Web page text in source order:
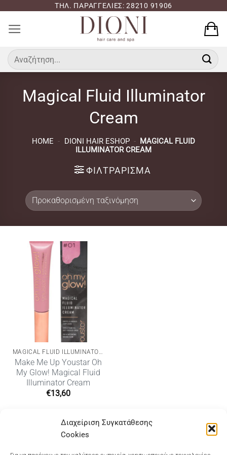
Διαχείριση Συγκατάθεσης
Cookies
περιεχόμενο
ΤΗΛ. ΠΑΡΑΓΓΕΛΙΕΣ: 28210 91906
Αναζήτηση
για:
Magical Fluid Illuminator
Cream
HOME - DIONI HAIR ESHOP - MAGICAL FLUID
ILLUMINATOR CREAM
ΦΙΛΤΡΆΡΙΣΜΑ
MAGICAL FLUID ILLUMINATOR CREAM
Make Me Up Youstar Oh
My Glow! Magical Fluid
Illuminator Cream
€13,60